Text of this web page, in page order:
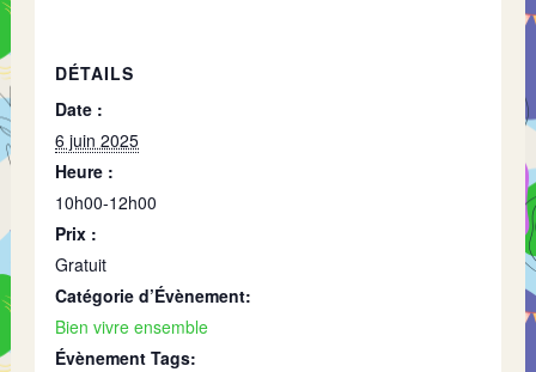
DÉTAILS
Date :
6 juin 2025
Heure :
10h00-12h00
Prix :
Gratuit
Catégorie d’Évènement:
Bien vivre ensemble
Évènement Tags: